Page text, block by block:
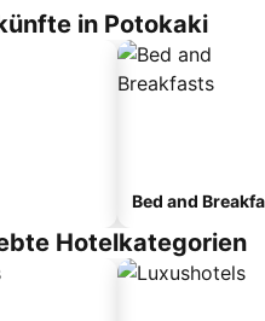
in Potokaki
Bed and
Hotelkategorien